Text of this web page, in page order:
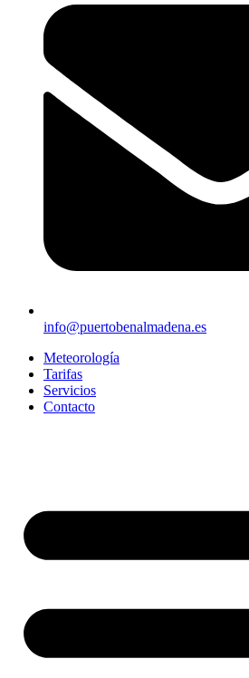
info@puertobenalmadena.es
Meteorología
Tarifas
Servicios
Contacto